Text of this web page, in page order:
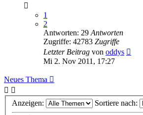
1
2
Antworten: 29 Antworten
Zugriffe: 42783 Zugriffe
Letzter Beitrag von oddys
Mi 2. Nov 2011, 17:27
Neues Thema
Anzeigen: Sortiere nach: